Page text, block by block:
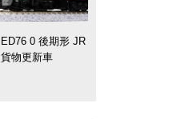
ED76 0 後期形 JR
貨物更新車